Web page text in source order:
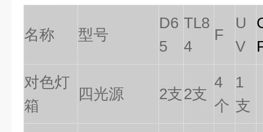
名称 型号
D6
5
TL8
4
F
U
V
对色灯
箱
四光源 2支2支
4
个
1
支